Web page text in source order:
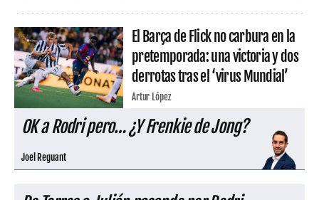
El Barça de Flick no carbura en la
pretemporada: una victoria y dos
derrotas tras el ‘virus Mundial’
Artur López
OK a Rodri pero… ¿Y Frenkie de Jong?
Joel Reguant